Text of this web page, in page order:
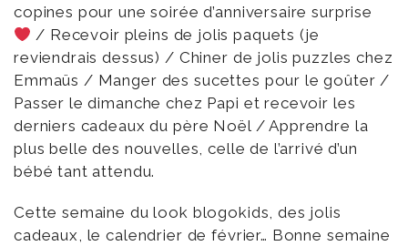
copines pour une soirée d’anniversaire surprise
/ Recevoir pleins de jolis paquets (je
reviendrais dessus) / Chiner de jolis puzzles chez
Emmaüs / Manger des sucettes pour le goûter /
Passer le dimanche chez Papi et recevoir les
derniers cadeaux du père Noël / Apprendre la
plus belle des nouvelles, celle de l’arrivé d’un
bébé tant attendu.
Cette semaine du look blogokids, des jolis
cadeaux, le calendrier de février… Bonne semaine